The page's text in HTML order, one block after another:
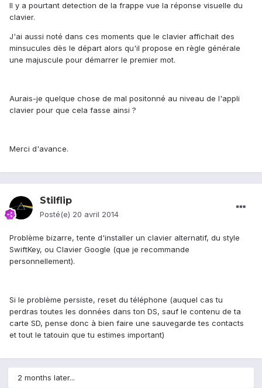
Il y a pourtant detection de la frappe vue la réponse visuelle du
clavier.
J'ai aussi noté dans ces moments que le clavier affichait des
minsucules dès le départ alors qu'il propose en règle générale
une majuscule pour démarrer le premier mot.
Aurais-je quelque chose de mal positonné au niveau de l'appli
clavier pour que cela fasse ainsi ?
Merci d'avance.
Stilflip
Posté(e) 20 avril 2014
Problème bizarre, tente d'installer un clavier alternatif, du style
SwiftKey, ou Clavier Google (que je recommande
personnellement).
Si le problème persiste, reset du téléphone (auquel cas tu
perdras toutes les données dans ton DS, sauf le contenu de ta
carte SD, pense donc à bien faire une sauvegarde tes contacts
et tout le tatouin que tu estimes important)
2 months later...